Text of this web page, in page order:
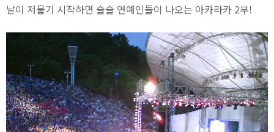
날이 저물기 시작하면 슬슬 연예인들이 나오는 아카라카 2부!